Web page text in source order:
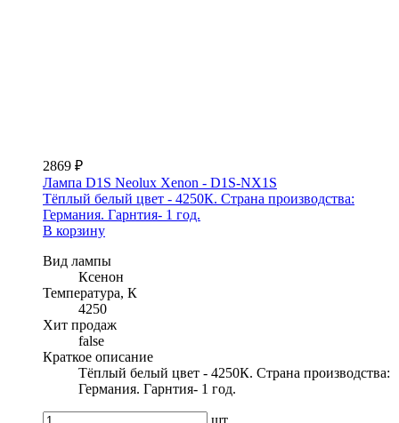
2869 ₽
Лампа D1S Neolux Xenon - D1S-NX1S
Тёплый белый цвет - 4250К. Страна производства:
Германия. Гарнтия- 1 год.
В корзину
Вид лампы
Ксенон
Температура, К
4250
Хит продаж
false
Краткое описание
Тёплый белый цвет - 4250К. Страна производства:
Германия. Гарнтия- 1 год.
шт